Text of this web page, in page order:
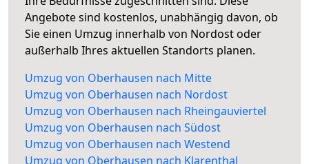
Angebote sind kostenlos, unabhängig davon, ob
Sie einen Umzug innerhalb von Nordost oder
außerhalb Ihres aktuellen Standorts planen.
Umzug von Oberhausen nach Mitte
Umzug von Oberhausen nach Nordost
Umzug von Oberhausen nach Rheingauviertel
Umzug von Oberhausen nach Südost
Umzug von Oberhausen nach Westend
Umzug von Oberhausen nach Klarenthal